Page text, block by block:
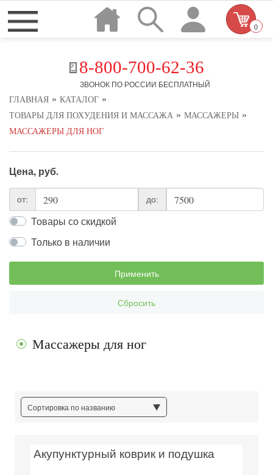
8-800-700-62-36
ЗВОНОК ПО РОССИИ БЕСПЛАТНЫЙ
0
ГЛАВНАЯ » КАТАЛОГ »
ТОВАРЫ ДЛЯ ПОХУДЕНИЯ И МАССАЖА » МАССАЖЕРЫ »
МАССАЖЕРЫ ДЛЯ НОГ
Цена, руб.
от: до:
Товары со скидкой
Только в наличии
Применить
Сбросить
Массажеры для ног
Сортировка по названию
Акупунктурный коврик и подушка